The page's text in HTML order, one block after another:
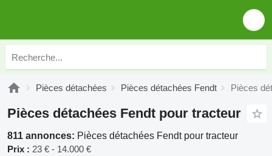
Pièces détachées Pièces détachées Fendt Pièces
Pièces détachées Fendt pour tracteur
811 annonces: Pièces détachées Fendt pour tracteur
Prix : 23 € - 14.000 €